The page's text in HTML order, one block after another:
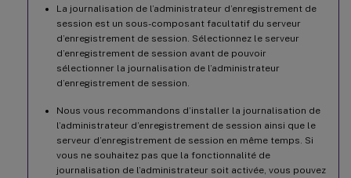
La journalisation de l’administrateur d’enregistrement de
session est un sous-composant facultatif du serveur
d’enregistrement de session. Sélectionnez le serveur
d’enregistrement de session avant de pouvoir
sélectionner la journalisation de l’administrateur
d’enregistrement de session.
Nous vous recommandons d’installer la journalisation de
l’administrateur d’enregistrement de session ainsi que le
serveur d’enregistrement de session en même temps. Si
vous ne souhaitez pas que la fonctionnalité de
journalisation de l’administrateur soit activée, vous pouvez